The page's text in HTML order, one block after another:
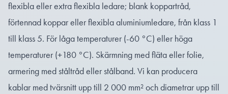
flexibla eller extra flexibla ledare; blank koppartråd,
förtennad koppar eller flexibla aluminiumledare, från klass 1
till klass 5. För låga temperaturer (-60 °C) eller höga
temperaturer (+180 °C). Skärmning med fläta eller folie,
armering med ståltråd eller stålband. Vi kan producera
kablar med tvärsnitt upp till 2 000 mm² och diametrar upp till